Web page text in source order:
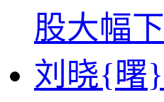
股大幅
刘晓{曙